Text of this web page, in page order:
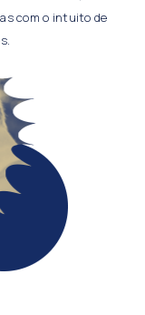
com o intuito de